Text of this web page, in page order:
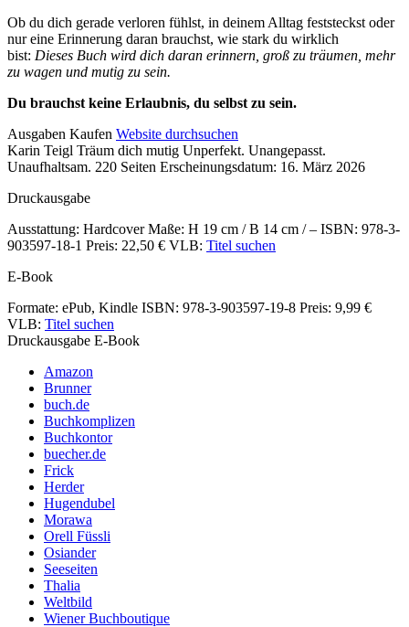
Ob du dich gerade verloren fühlst, in deinem Alltag feststeckst oder
nur eine Erinnerung daran brauchst, wie stark du wirklich
bist: Dieses Buch wird dich daran erinnern, groß zu träumen, mehr
zu wagen und mutig zu sein.
Du brauchst keine Erlaubnis, du selbst zu sein.
Details
und
Ausgaben Kaufen Website durchsuchen
Karin Teigl Träum dich mutig Unperfekt. Unangepasst.
Unaufhaltsam. 220 Seiten Erscheinungsdatum: 16. März 2026
Druckausgabe
Ausstattung: Hardcover Maße: H 19 cm / B 14 cm / – ISBN: 978-3-
903597-18-1 Preis: 22,50 € VLB: Titel suchen
E-Book
Formate: ePub, Kindle ISBN: 978-3-903597-19-8 Preis: 9,99 €
VLB: Titel suchen
Druckausgabe E-Book
Amazon
Brunner
buch.de
Buchkomplizen
Buchkontor
buecher.de
Frick
Herder
Hugendubel
Morawa
Orell Füssli
Osiander
Seeseiten
Thalia
Weltbild
Wiener Buchboutique